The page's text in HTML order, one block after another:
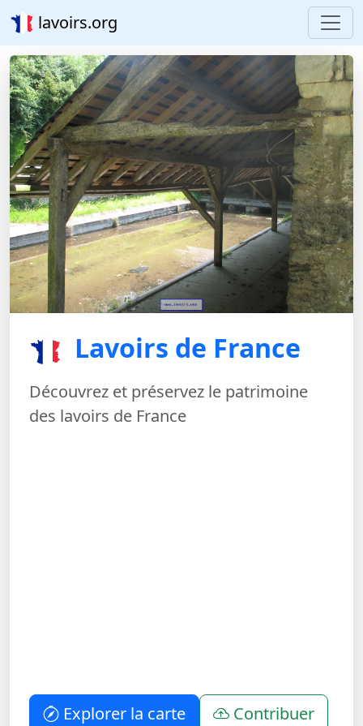
lavoirs.org
Lavoirs de France
Découvrez et préservez le patrimoine
des lavoirs de France
Explorer la carte Contribuer